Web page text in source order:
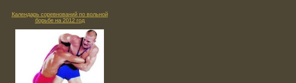
Календарь соревнований по вольной
борьбе на 2012 год